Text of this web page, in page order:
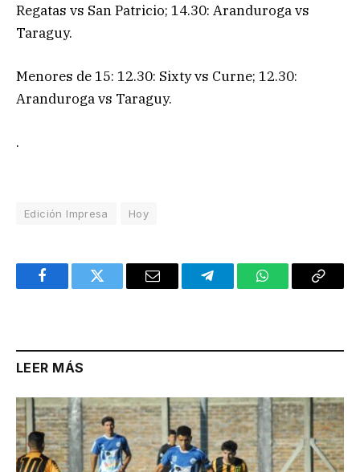
Regatas vs San Patricio; 14.30: Aranduroga vs
Taraguy.
Menores de 15: 12.30: Sixty vs Curne; 12.30:
Aranduroga vs Taraguy.
.
Edición Impresa Hoy
FacebookTwitter Email TelegramWhatsAppCopy
LEER MÁS